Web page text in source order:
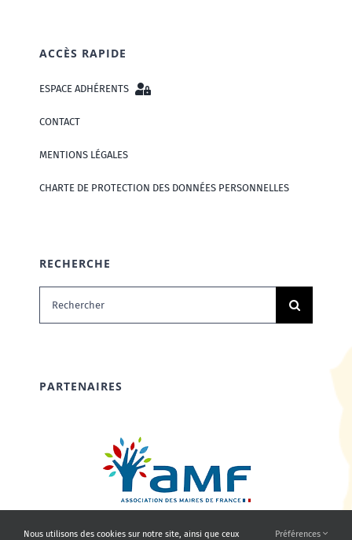
ACCÈS RAPIDE
ESPACE ADHÉRENTS
CONTACT
MENTIONS LÉGALES
CHARTE DE PROTECTION DES DONNÉES PERSONNELLES
RECHERCHE
Rechercher:
PARTENAIRES
Nous utilisons des cookies sur notre site, ainsi que ceux Préférences